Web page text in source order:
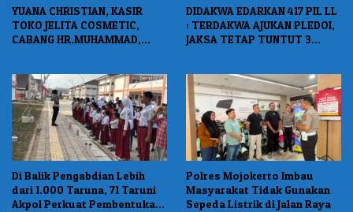
YUANA CHRISTIAN, KASIR
TOKO JELITA COSMETIC,
CABANG HR.MUHAMMAD,
DIDAKWA EDARKAN 417 PIL LL
: TERDAKWA AJUKAN PLEDOI,
JAKSA TETAP TUNTUT 3
Di Balik Pengabdian Lebih
dari 1.000 Taruna, 71 Taruni
Akpol Perkuat Pembentukan
Polres Mojokerto Imbau
Masyarakat Tidak Gunakan
Sepeda Listrik di Jalan Raya